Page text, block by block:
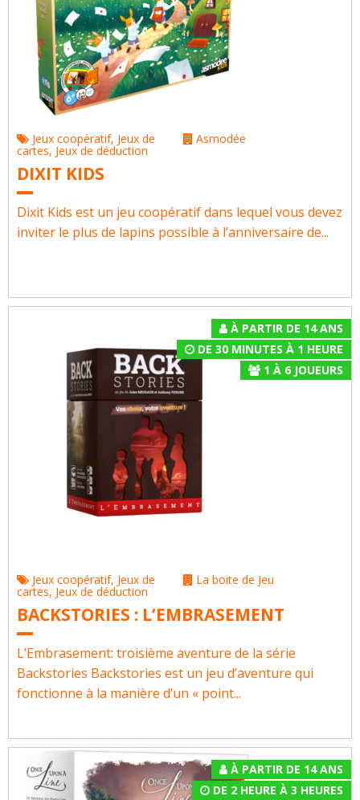
Jeux coopératif, Jeux de
cartes, Jeux de déduction
Asmodée
DIXIT KIDS
Dixit Kids est un jeu coopératif dans lequel vous devez
inviter le plus de lapins possible à l’anniversaire de...
À PARTIR DE 14 ANS
DE 30 MINUTES À 1 HEURE
1 À 6JOUEURS
Jeux coopératif, Jeux de
cartes, Jeux de déduction
La boite de Jeu
BACKSTORIES : L’EMBRASEMENT
L’Embrasement: troisième aventure de la série
Backstories Backstories est un jeu d’aventure qui
fonctionne à la manière d’un « point...
À PARTIR DE 14 ANS
DE 2 HEURE À 3 HEURES